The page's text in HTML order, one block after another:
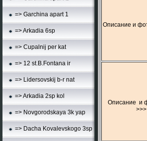
=> Garchina apart 1
=> Arkadia 6sp
=> Cupalnij per kat
=> 12 st.B.Fontana ir
=> Lidersovskij b-r nat
=> Arkadia 2sp kol
=> Novgorodskaya 3k yap
=> Dacha Kovalevskogo 3sp
Описание и
Описание и
>>>